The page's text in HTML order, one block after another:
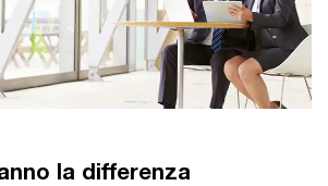
la differenza